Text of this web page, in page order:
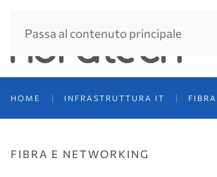
Passa al contenuto principale
HOME INFRASTRUTTURA IT
FIBRA E NETWORKING